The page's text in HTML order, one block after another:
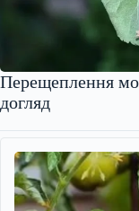
Перещеплення
догляд